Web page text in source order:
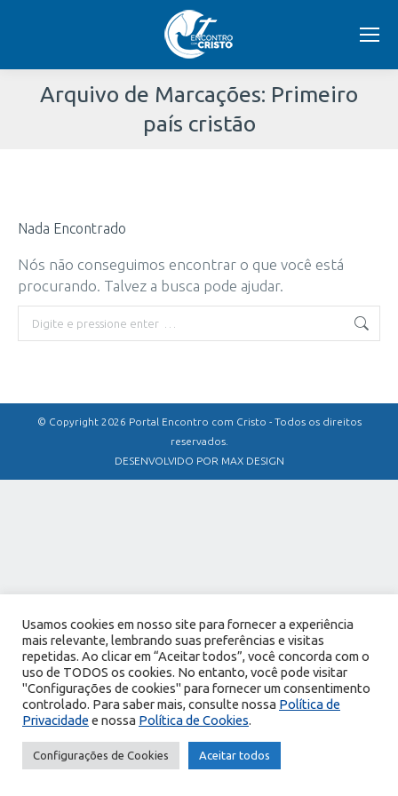
Arquivo de Marcações: Primeiro
país cristão
Nada Encontrado
Nós não conseguimos encontrar o que você está
procurando. Talvez a busca pode ajudar.
Buscar
© Copyright 2026 Portal Encontro com Cristo - Todos os direitos
reservados.
DESENVOLVIDO POR MAX DESIGN
Usamos cookies em nosso site para fornecer a experiência
mais relevante, lembrando suas preferências e visitas
repetidas. Ao clicar em “Aceitar todos”, você concorda com o
uso de TODOS os cookies. No entanto, você pode visitar
"Configurações de cookies" para fornecer um consentimento
controlado. Para saber mais, consulte nossa Política de
Privacidade e nossa Política de Cookies.
Configurações de Cookies Aceitar todos